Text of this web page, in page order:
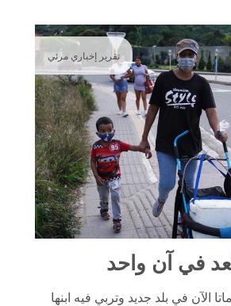
تقرير إخباري مرئي
في آن واحد
الآن في بلد جديد وتربي فيه ابنها